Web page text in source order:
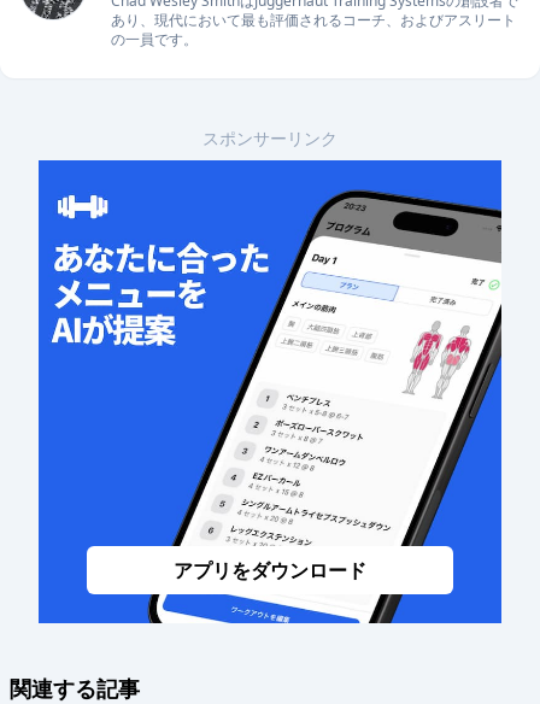
あり、現代において最も評価されるコーチ、およびアスリート
の一員です。
スポンサーリンク
アプリをダウンロード
関連する記事